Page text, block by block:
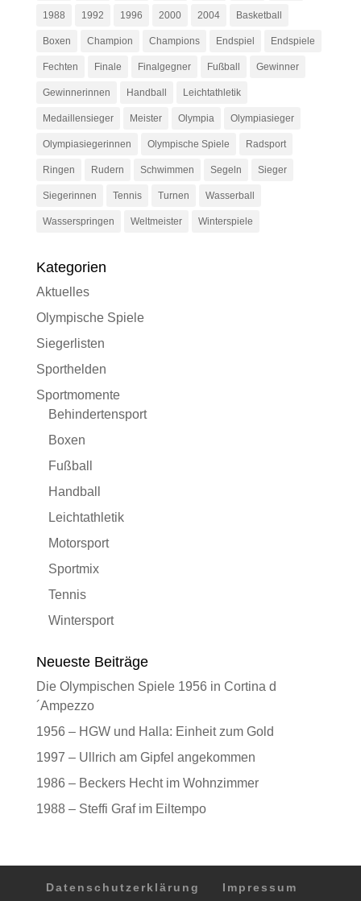
1988 1992 1996 2000 2004 Basketball
Boxen Champion Champions Endspiel Endspiele
Fechten Finale Finalgegner Fußball Gewinner
Gewinnerinnen Handball Leichtathletik
Medaillensieger Meister Olympia Olympiasieger
Olympiasiegerinnen Olympische Spiele Radsport
Ringen Rudern Schwimmen Segeln Sieger
Siegerinnen Tennis Turnen Wasserball
Wasserspringen Weltmeister Winterspiele
Kategorien
Aktuelles
Olympische Spiele
Siegerlisten
Sporthelden
Sportmomente
Behindertensport
Boxen
Fußball
Handball
Leichtathletik
Motorsport
Sportmix
Tennis
Wintersport
Neueste Beiträge
Die Olympischen Spiele 1956 in Cortina d
´Ampezzo
1956 – HGW und Halla: Einheit zum Gold
1997 – Ullrich am Gipfel angekommen
1986 – Beckers Hecht im Wohnzimmer
1988 – Steffi Graf im Eiltempo
Datenschutzerklärung Impressum